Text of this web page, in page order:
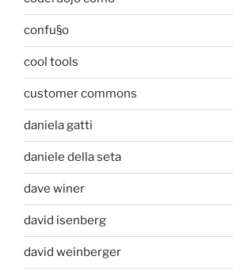
confu§o
cool tools
customer commons
daniela gatti
daniele della seta
dave winer
david isenberg
david weinberger